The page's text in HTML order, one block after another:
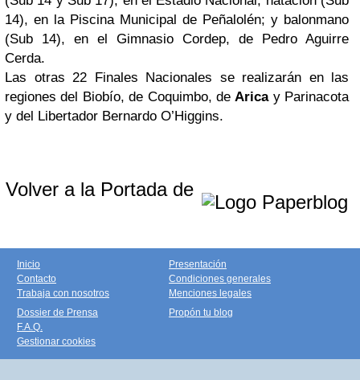
14), en la Piscina Municipal de Peñalolén; y balonmano
(Sub 14), en el Gimnasio Cordep, de Pedro Aguirre
Cerda.
Las otras 22 Finales Nacionales se realizarán en las
regiones del Biobío, de Coquimbo, deAricay Parinacota
y del Libertador Bernardo O’Higgins.
Volver a la Portada de
Inicio
Contacto
Trabaja con nosotros
Presentación
Condiciones generales
Menciones legales
Dossier de Prensa
F.A.Q.
Gestionar cookies
Propón tu blog